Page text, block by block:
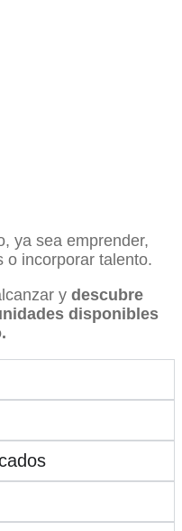
ya sea emprender,
o incorporar talento.
y descubre
disponibles